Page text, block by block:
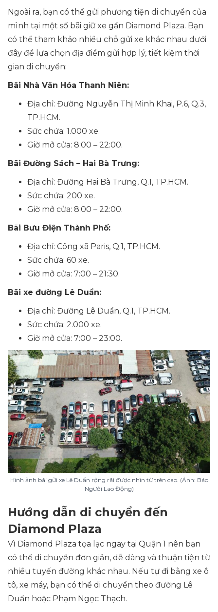
Ngoài ra, bạn có thể gửi phương tiện di chuyển của
mình tại một số bãi giữ xe gần Diamond Plaza. Bạn
có thể tham khảo nhiều chỗ gửi xe khác nhau dưới
đây để lựa chọn địa điểm gửi hợp lý, tiết kiệm thời
gian di chuyển:
Bãi Nhà Văn Hóa Thanh Niên:
Địa chỉ: Đường Nguyễn Thị Minh Khai, P.6, Q.3,
TP.HCM.
Sức chứa: 1.000 xe.
Giờ mở cửa: 8:00 – 22:00.
Bãi Đường Sách – Hai Bà Trưng:
Địa chỉ: Đường Hai Bà Trưng, Q.1, TP.HCM.
Sức chứa: 200 xe.
Giờ mở cửa: 8:00 – 22:00.
Bãi Bưu Điện Thành Phố:
Địa chỉ: Công xã Paris, Q.1, TP.HCM.
Sức chứa: 60 xe.
Giờ mở cửa: 7:00 – 21:30.
Bãi xe đường Lê Duẩn:
Địa chỉ: Đường Lê Duẩn, Q.1, TP.HCM.
Sức chứa: 2.000 xe.
Giờ mở cửa: 7:00 – 23:00.
Hình ảnh bãi gửi xe Lê Duẩn rộng rãi được nhìn từ trên cao. (Ảnh: Báo
Người Lao Động)
Hướng dẫn di chuyển đến
Diamond Plaza
Vì Diamond Plaza tọa lạc ngay tại Quận 1 nên bạn
có thể di chuyển đơn giản, dễ dàng và thuận tiện từ
nhiều tuyến đường khác nhau. Nếu tự đi bằng xe ô
tô, xe máy, bạn có thể di chuyển theo đường Lê
Duẩn hoặc Phạm Ngọc Thạch.